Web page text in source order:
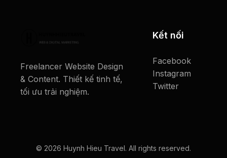
Freelancer Website Design
& Content. Thiết kế tinh tế,
tối ưu trải nghiệm.
Kết nối
Facebook
Instagram
Twitter
© 2026 Huynh Hieu Travel. All rights reserved.